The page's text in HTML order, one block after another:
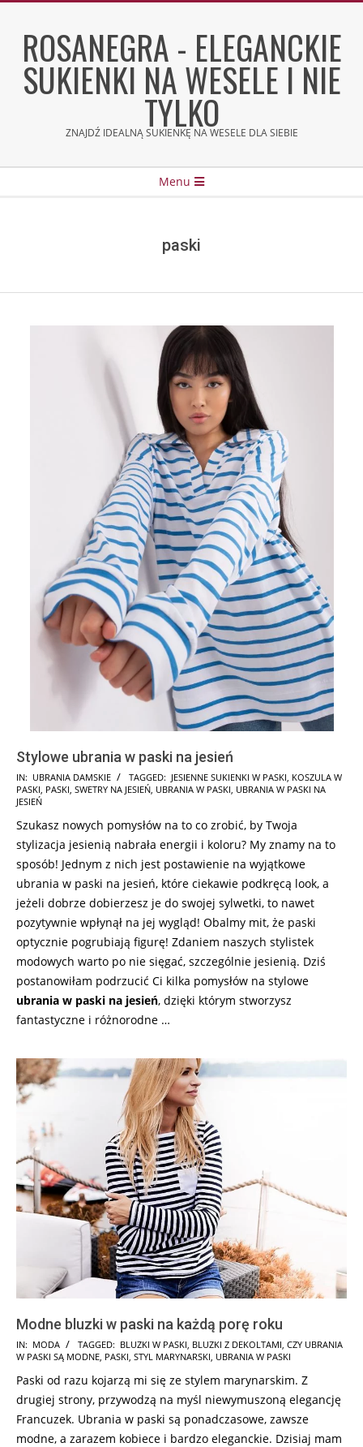
contentROSANEGRA - ELEGANCKIE
SUKIENKI NA WESELE I NIE
TYLKO
ZNAJDŹ IDEALNĄ SUKIENKĘ NA WESELE DLA SIEBIE
Menu
paski
Stylowe ubrania w paski na jesień
2025-
09-
IN: UBRANIA DAMSKIE TAGGED: JESIENNE SUKIENKI W PASKI, KOSZULA W
PASKI, PASKI, SWETRY NA JESIEŃ, UBRANIA W PASKI, UBRANIA W PASKI NA
JESIEŃ
Szukasz nowych pomysłów na to co zrobić, by Twoja
stylizacja jesienią nabrała energii i koloru? My znamy na to
sposób! Jednym z nich jest postawienie na wyjątkowe
ubrania w paski na jesień, które ciekawie podkręcą look, a
jeżeli dobrze dobierzesz je do swojej sylwetki, to nawet
pozytywnie wpłynął na jej wygląd! Obalmy mit, że paski
optycznie pogrubiają figurę! Zdaniem naszych stylistek
modowych warto po nie sięgać, szczególnie jesienią. Dziś
postanowiłam podrzucić Ci kilka pomysłów na stylowe
ubrania w paski na jesień, dzięki którym stworzysz
fantastyczne i różnorodne …
Modne bluzki w paski na każdą porę roku
2024-
09-
27
IN: MODA TAGGED: BLUZKI W PASKI BLUZKI Z DEKOLTAMI CZY UBRANIA
W PASKI SĄ MODNE PASKI STYL MARYNARSKI UBRANIA W PASKI
Paski od razu kojarzą mi się ze stylem marynarskim. Z
drugiej strony, przywodzą na myśl niewymuszoną elegancję
Francuzek. Ubrania w paski są ponadczasowe, zawsze
modne, a zarazem kobiece i bardzo eleganckie. Dzisiaj mam